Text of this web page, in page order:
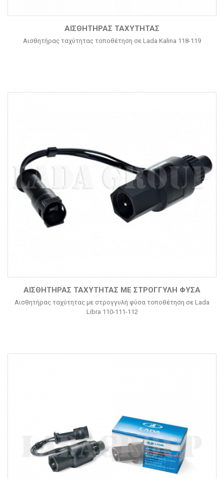
ΑΙΣΘΗΤΉΡΑΣ ΤΑΧΎΤΗΤΑΣ
Αισθητήρας ταχύτητας τοποθέτηση σε Lada Kalina 118-119
ΑΙΣΘΗΤΉΡΑΣ ΤΑΧΎΤΗΤΑΣ ΜΕ ΣΤΡΟΓΓΥΛΉ ΦΎΣΑ
Αισθητήρας ταχύτητας με στρογγυλή φύσα τοποθέτηση σε Lada
Libra 110-111-112